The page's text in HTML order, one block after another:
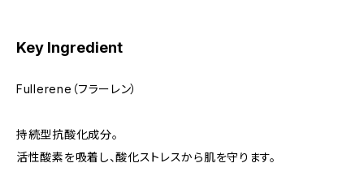
Key Ingredient
Fullerene（フラーレン）
持続型抗酸化成分。
活性酸素を吸着し、酸化ストレスから肌を守ります。